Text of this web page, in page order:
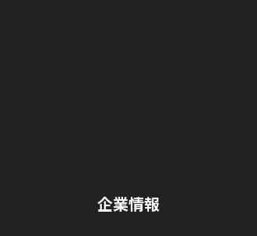
企業情報